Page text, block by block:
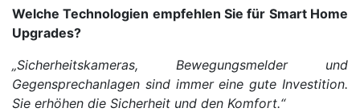
Welche Technologien empfehlen Sie für Smart Home
Upgrades?
„Sicherheitskameras, Bewegungsmelder und
Gegensprechanlagen sind immer eine gute Investition.
Sie erhöhen die Sicherheit und den Komfort.“